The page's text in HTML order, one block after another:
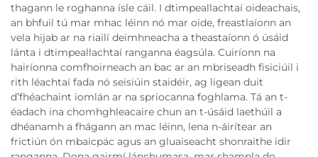
thagann le roghanna ísle cáil. I dtimpeallachtaí oideachais,
an bhfuil tú mar mhac léinn nó mar oide, freastlaíonn an
vela hijab ar na riailí deimhneacha a theastaíonn ó úsáid
lánta i dtimpeallachtaí ranganna éagsúla. Cuiríonn na
hairíonna comfhoirneach an bac ar an mbriseadh fisiciúil i
rith léachtaí fada nó seisiúin staidéir, ag ligean duit
d’fhéachaint iomlán ar na spriocanna foghlama. Tá an t-
éadach ina chomhghleacaire chun an t-úsáid laethúil a
dhéanamh a fhágann an mac léinn, lena n-áirítear an
frictiún ón mbaicpác agus an gluaiseacht shonraithe idir